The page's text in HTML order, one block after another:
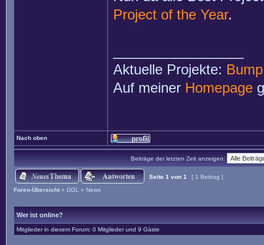
Project of the Year.
Aktuelle Projekte:
Auf meiner Homepage
Nach oben
Beiträge der letzten Zeit anzeigen:
Seite 1 von 1
[ 1 Beitrag ]
Foren-Übersicht » DGL » News
Wer ist online?
Mitglieder in diesem Forum: 0 Mitglieder und 9 Gäste